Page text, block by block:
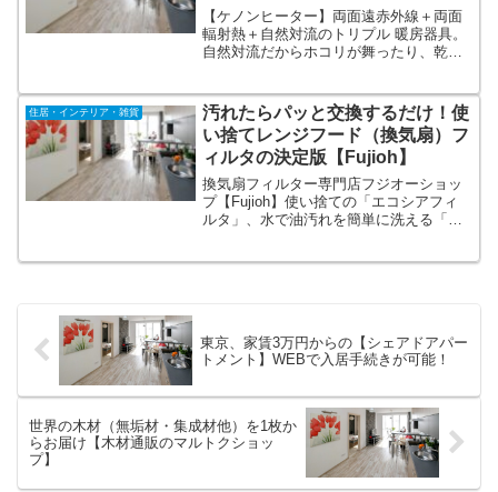
り、乾燥する心配がありません！
体を芯から温めます！
【ケノンヒーター】両面遠赤外線＋両面
輻射熱＋自然対流のトリプル 暖房器具。
自然対流だからホコリが舞ったり、乾燥
まる！片面式の暖房器具と違い、器具を
中心として部屋全体を温める！ちなみに
片面運転も可能です！
住居・インテリア・雑貨
汚れたらパッと交換するだけ！使
い捨てレンジフード（換気扇）フ
ィルタの決定版【Fujioh】
換気扇フィルター専門店フジオーショッ
プ【Fujioh】使い捨ての「エコシアフィ
ルタ」、水で油汚れを簡単に洗える「ア
東京、家賃3万円からの【シェアドアパー
トメント】WEBで入居手続きが可能！
世界の木材（無垢材・集成材他）を1枚か
らお届け【木材通販のマルトクショッ
プ】